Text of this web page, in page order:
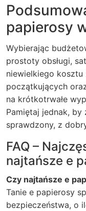
papierosy
Wybierając
prostoty obsługi,
niewielkiego kosztu
początkujących
na krótkotrwałe
Pamiętaj jednak,
sprawdzony, z
FAQ –
najtańsze e
Czy najtańsze e
Tanie e papierosy
bezpieczeństwa, o